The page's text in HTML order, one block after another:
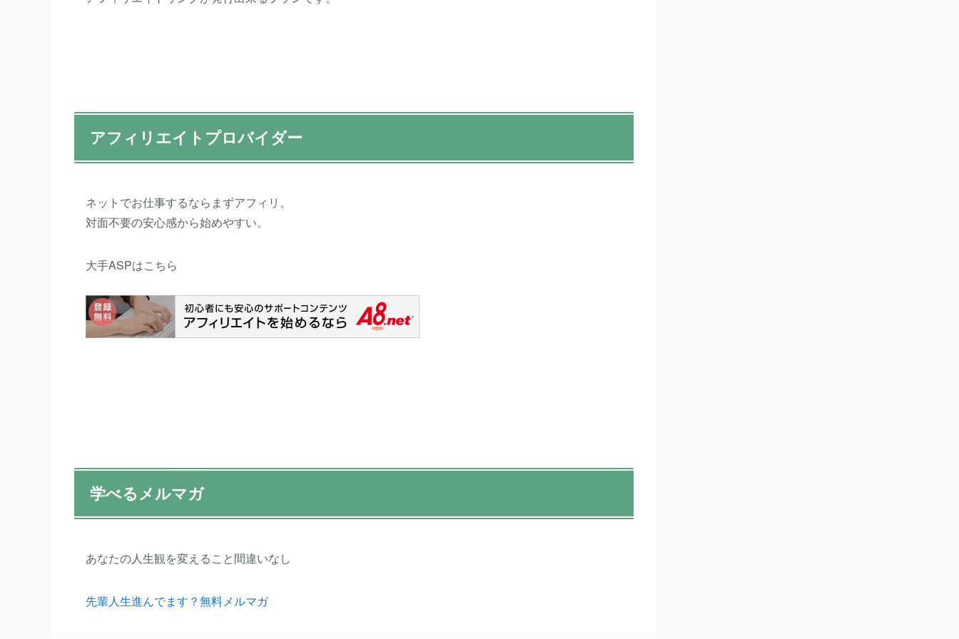
アフィリエイトプロバイダー
ネットでお仕事するならまずアフィリ。
対面不要の安心感から始めやすい。
大手ASPはこちら
学べるメルマガ
あなたの人生観を変えること間違いなし
先輩人生進んでます？無料メルマガ